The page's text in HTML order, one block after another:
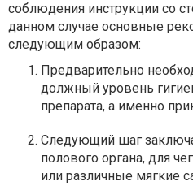
соблюдения инструкции со
данном случае основные
следующим образом:
Предварительно
должный уровень
препарата, а именно
Следующий шаг
полового органа, для
или различные мягкие